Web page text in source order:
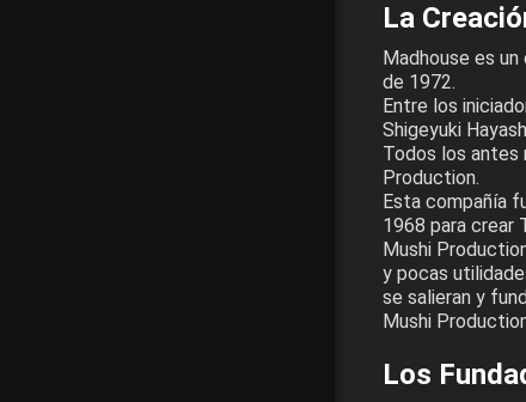
La
Madhouse es
de 1972.
Entre los
Shigeyuki
Todos los antes
Production.
Esta compañía
1968 para crear
Mushi
y pocas
se salieran y
Mushi
Los